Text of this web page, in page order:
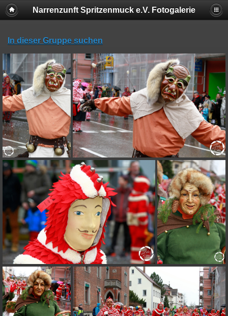
Narrenzunft Spritzenmuck e.V. Fotogalerie
In dieser Gruppe suchen